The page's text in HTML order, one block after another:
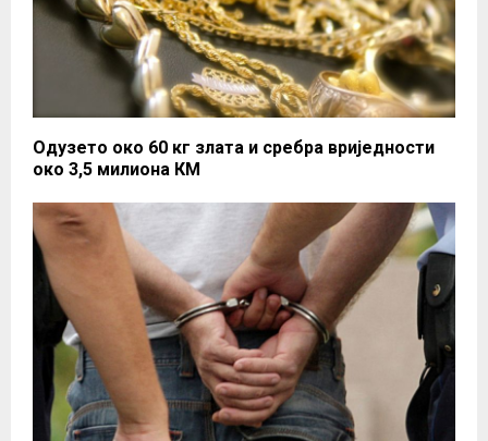
Одузето око 60 кг злата и сребра вриједности
око 3,5 милиона КМ